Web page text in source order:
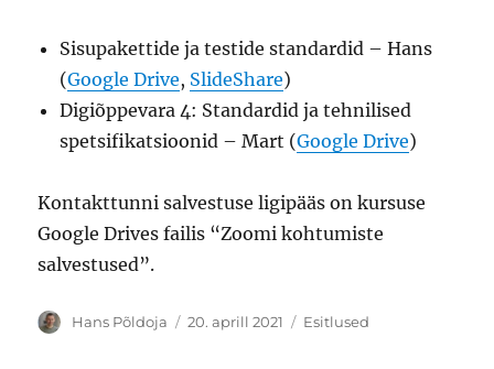
Sisupakettide ja testide standardid – Hans
(Google Drive, SlideShare)
Digiõppevara 4: Standardid ja tehnilised
spetsifikatsioonid – Mart (Google Drive)
Kontakttunni salvestuse ligipääs on kursuse
Google Drives failis “Zoomi kohtumiste
salvestused”.
Autor
Hans Põldoja Postitatud
20. aprill 2021 Rubriigid
Esitlused